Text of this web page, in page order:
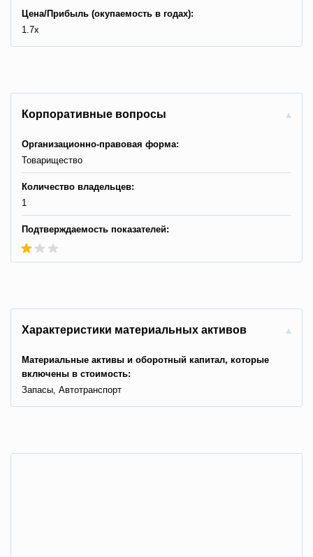
Цена/Прибыль (окупаемость в годах):
1.7x
Корпоративные вопросы
Организационно-правовая форма:
Товарищество
Количество владельцев:
1
Подтверждаемость показателей:
Характеристики материальных активов
Материальные активы и оборотный капитал, которые
включены в стоимость:
Запасы, Автотранспорт